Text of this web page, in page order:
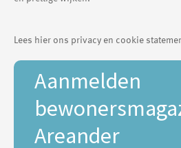
Lees hier ons privacy en cookie
Aanmelden
Areander